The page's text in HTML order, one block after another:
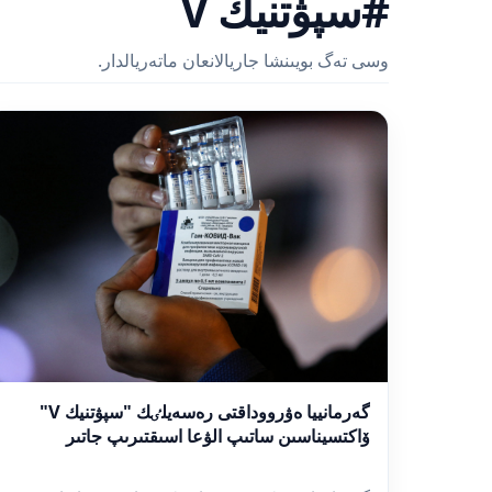
وسى تەگ بويىنشا جاريالانعان ماتەريالدار.
گەرمانييا ەۋرووداقتى رەسەيلٸك "سپۋتنيك V"
ۆاكتسيناسىن ساتىپ الۋعا اسىقتىرىپ جاتىر